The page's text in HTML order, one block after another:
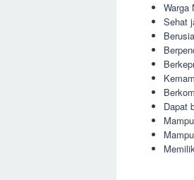
Warga
Sehat
Dapat